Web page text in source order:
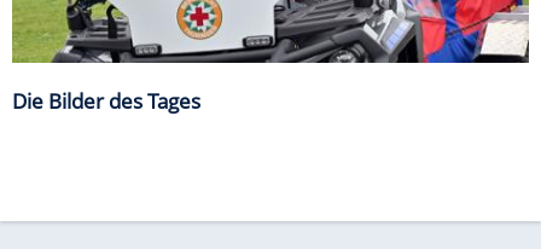
Die Bilder des Tages